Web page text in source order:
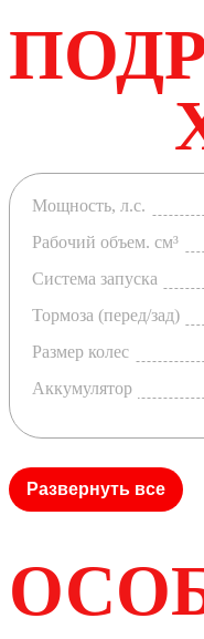
Мощность, л.с.
Рабочий объем. см³
Система запуска
Тормоза (перед/зад)
Размер колес
Аккумулятор
Развернуть все